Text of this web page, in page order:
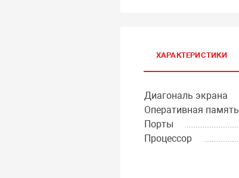
ХАРАКТЕРИСТИКИ
Диагональ экрана
Оперативная память
Порты
Процессор